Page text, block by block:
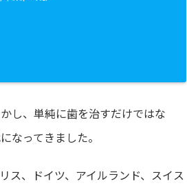
し、単純に歯を治すだけではな
なってきました。
ス、ドイツ、アイルランド、スイス